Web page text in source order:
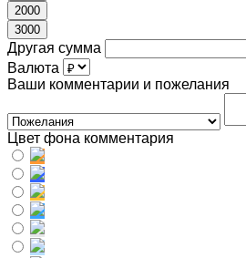
2000
3000
Другая сумма
Валюта
Ваши комментарии и пожелания
Цвет фона комментария